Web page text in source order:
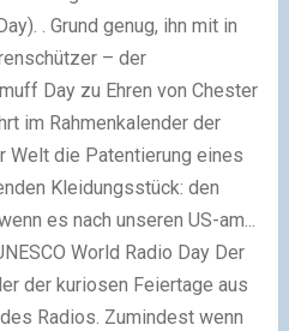
. Grund genug, ihn mit in
– der
Day zu Ehren von Chester
im Rahmenkalender der
Welt die Patentierung eines
Kleidungsstück: den
es nach unseren US-am...
World Radio Day Der
der kuriosen Feiertage aus
Radios. Zumindest wenn